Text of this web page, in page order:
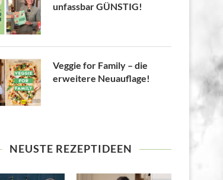
unfassbar GÜNSTIG!
Veggie for Family – die
erweitere Neuauflage!
NEUSTE REZEPTIDEEN